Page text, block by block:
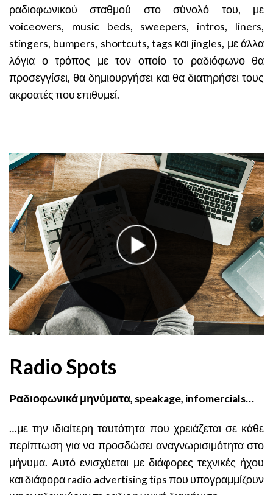
ραδιοφωνικού σταθμού στο σύνολό του, με
voiceovers, music beds, sweepers, intros, liners,
stingers, bumpers, shortcuts, tags και jingles, με άλλα
λόγια ο τρόπος με τον οποίο το ραδιόφωνο θα
προσεγγίσει, θα δημιουργήσει και θα διατηρήσει τους
ακροατές που επιθυμεί.
Radio Spots
Ραδιοφωνικά μηνύματα, speakage, infomercials…
…με την ιδιαίτερη ταυτότητα που χρειάζεται σε κάθε
περίπτωση για να προσδώσει αναγνωρισιμότητα στο
μήνυμα. Αυτό ενισχύεται με διάφορες τεχνικές ήχου
και διάφορα radio advertising tips που υπογραμμίζουν